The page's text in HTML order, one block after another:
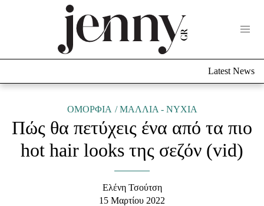
Culture
Fashion
Shopping
Latest News
ΟΜΟΡΦΙΑ ΜΑΛΛΙΑ - ΝΥΧΙΑ
Πώς θα πετύχεις ένα από τα πιο
hot hair looks της σεζόν (vid)
Ελένη Τσούτση
15 Μαρτίου 2022